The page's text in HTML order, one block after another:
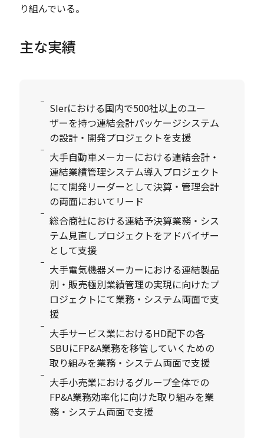
り組んでいる。
主な実績
SIerにおける国内で500社以上のユー
ザーを持つ連結会計パッケージシステム
の設計・開発プロジェクトを支援
大手自動車メーカーにおける連結会計・
連結業績管理システム導入プロジェクト
にて開発リーダーとして決算・管理会計
の両面においてリード
総合商社における連結予決算業務・シス
テム見直しプロジェクトをアドバイザー
として支援
大手電気機器メーカーにおける連結製品
別・販売極別業績管理の実現に向けたプ
ロジェクトにて業務・システム両面で支
援
大手サービス業におけるHD配下の各
SBUにFP&A業務を移管していくための
取り組みを業務・システム両面で支援
大手小売業におけるグループ全体での
FP&A業務効率化に向けた取り組みを業
務・システム両面で支援